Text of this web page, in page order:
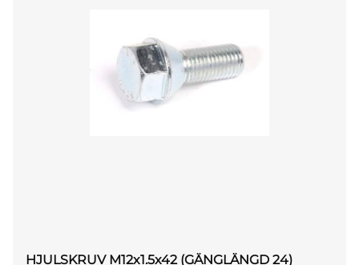
HJULSKRUV M12x1.5x42 (GÄNGLÄNGD 24)